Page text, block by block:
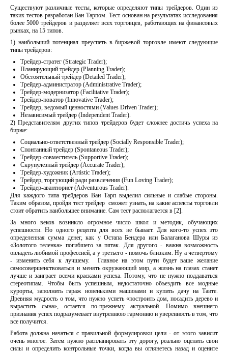
Существуют различные тесты, которые определяют типы трейдеров. Один из
таких тестов разработан Ван Тарпом. Тест основан на результатах исследования
более 5000 трейдеров и разделяет всех торговцев, работающих на финансовых
рынках, на 15 типов.
1) наибольший потенциал преуспеть в биржевой торговле имеют следующие
типы трейдеров:
Трейдер-стратег (Strategic Trader);
Планирующий трейдер (Planning Trader);
Обстоятельный трейдер (Detailed Trader);
Трейдер-администратор (Administrative Trader);
Трейдер-модернизатор (Facilitative Trader);
Трейдер-новатор (Innovative Trader);
Трейдер, ведомый ценностями (Values Driven Trader);
Независимый трейдер (Independent Trader).
2) Представителям других типов трейдеров будет сложнее достичь успеха на
бирже:
Социально-ответственный трейдер (Socially Responsible Trader);
Спонтанный трейдер (Spontaneous Trader);
Трейдер-совместитель (Supportive Trader);
Скрупулезный трейдер (Accurate Trader);
Трейдер-художник (Artistic Trader);
Трейдер, торгующий ради развлечения (Fun Loving Trader);
Трейдер-авантюрист (Adventurous Trader).
Для каждого типа трейдеров Ван Тарп выделил сильные и слабые стороны.
Таким образом, пройдя тест трейдер сможет узнать, на какие аспекты торговли
стоит обратить наибольшее внимание. Сам тест располагается в [2].
За много веков возникло огромное число школ и методик, обучающих
успешности. Но одного рецепта для всех не бывает. Для кого-то успех это
определенная сумма денег, как у Остапа Бендера или Балаганова Шуры из
«Золотого теленка» погибшего за пятак. Для другого - важна возможность
овладеть любимой профессией, а у третьего - помочь близким. Ну а четвертому
- изменить себя к лучшему. Главное на этом пути будет ваше желание
самосовершенствоваться и менять окружающий мир, а жизнь на глазах станет
лучше и заиграет всеми красками успеха. Потому, что не нужно поддаваться
стереотипам. Чтобы быть успешным, недостаточно объездить все модные
курорты, заполнить гараж новенькими машинами и купить дачу на Таите.
Древняя мудрость о том, что нужно успеть «построить дом, посадить дерево и
вырастить сына», остается по-прежнему актуальной. Помимо внешнего
признания успех подразумевает внутреннюю гармонию и уверенность в том, что
все получится.
Работа должна начаться с правильной формулировки цели - от этого зависит
очень многое. Затем нужно распланировать эту дорогу, реально оценить свои
силы и определить контрольные точки, когда вы оглянетесь назад и оцените